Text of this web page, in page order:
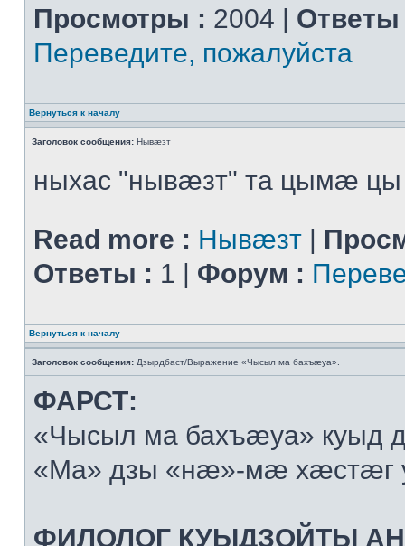
Просмотры : 2004 | Ответы
Переведите, пожалуйста
Вернуться к началу
Заголовок сообщения: Нывæзт
ныхас "нывæзт" та цымæ цы
Read more : Нывæзт |
Ответы : 1 | Форум :
Вернуться к началу
Заголовок сообщения: Дзырдбаст/Выражение «Чысыл ма бахъæуа».
ФАРСТ:
«Чысыл ма бахъæуа» куыд
«Ма» дзы «нæ»-мæ хæстæг
ФИЛОЛОГ КУЫДЗОЙТЫ